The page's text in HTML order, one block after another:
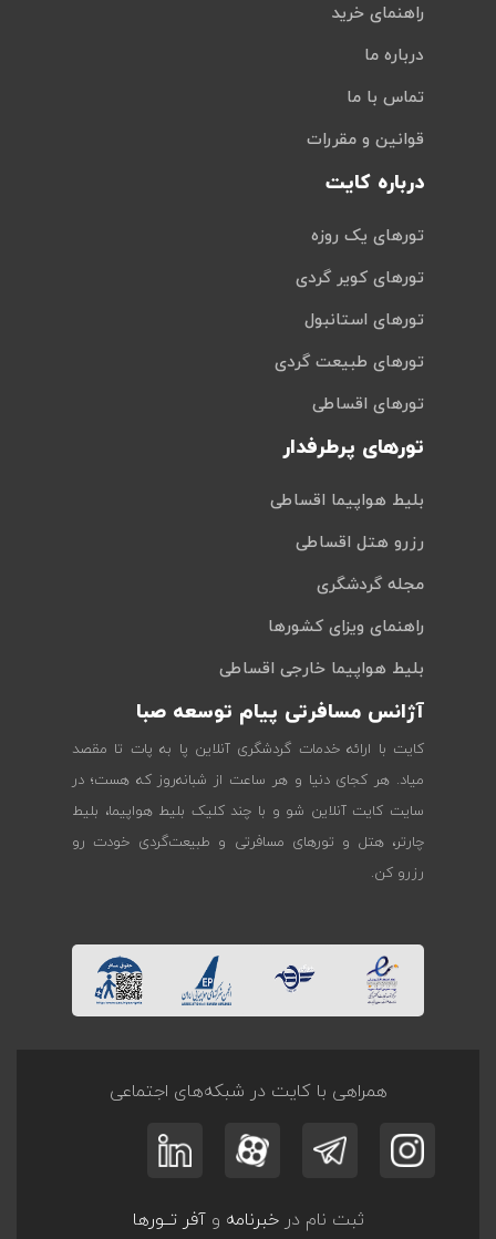
راهنمای خرید
درباره ما
تماس با ما
قوانین و مقررات
درباره کایت
تورهای یک روزه
تورهای کویر گردی
تورهای استانبول
تورهای طبیعت گردی
تورهای اقساطی
تورهای پرطرفدار
بلیط هواپیما اقساطی
رزرو هتل اقساطی
مجله گردشگری
راهنمای ویزای کشورها
بلیط هواپیما خارجی اقساطی
آژانس مسافرتی پیام توسعه صبا
کایت با ارائه خدمات گردشگری آنلاین پا به پات تا مقصد
میاد. هر کجای دنیا و هر ساعت از شبانه‌روز که هست؛ در
سایت کایت آنلاین شو و با چند کلیک بلیط هواپیما، بلیط
چارتر، هتل و تورهای مسافرتی و طبیعت‌گردی خودت رو
رزرو کن.
همراهی با کایت در شبکه‌های اجتماعی
ثبت نام درخبرنامه وآفر تــورها